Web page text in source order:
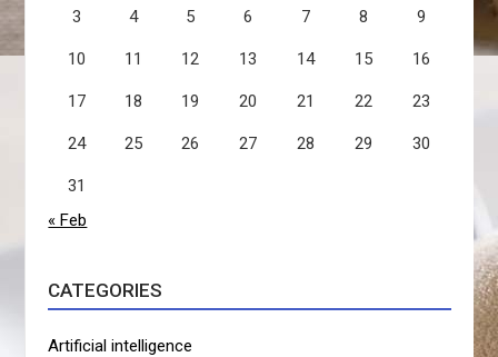
3 4 5 6 7 8 9
10 11 12 13 14 15 16
17 18 19 20 21 22 23
24 25 26 27 28 29 30
31
« Feb
CATEGORIES
Artificial intelligence